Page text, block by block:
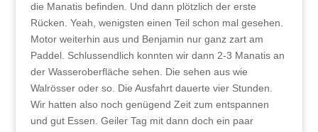
die Manatis befinden. Und dann plötzlich der erste
Rücken. Yeah, wenigsten einen Teil schon mal gesehen.
Motor weiterhin aus und Benjamin nur ganz zart am
Paddel. Schlussendlich konnten wir dann 2-3 Manatis an
der Wasseroberfläche sehen. Die sehen aus wie
Walrösser oder so. Die Ausfahrt dauerte vier Stunden.
Wir hatten also noch genügend Zeit zum entspannen
und gut Essen. Geiler Tag mit dann doch ein paar